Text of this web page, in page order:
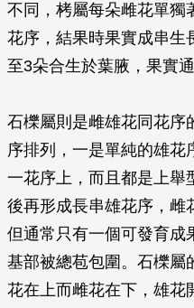
不同，栲屬每朵雌花單獨
花序，結果時果實成串生
至3朵合生於葉腋，果實
石櫟屬則是雌雄花同花序
序排列，一是單純的雄花
一花序上，而且都是上舉
後再形成長串雄花序，雌
但通常只有一個可發育成
基部被總苞包圍。石櫟屬
花在上而雌花在下，雄花